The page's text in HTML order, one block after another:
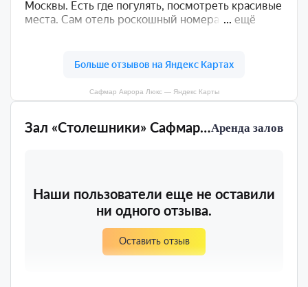
Зал «Столешники» Сафмар Аврора ЛюксАренда залов
Наши пользователи еще не оставили
ни одного отзыва.
Оставить отзыв
Сафмар Аврора Люкс — Яндекс Карты